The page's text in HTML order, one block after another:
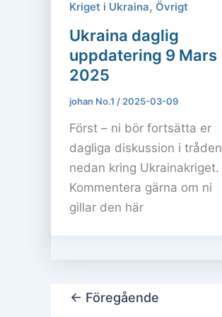
Kriget i Ukraina, Övrigt
Ukraina daglig
uppdatering 9 Mars
2025
johan No.1 / 2025-03-09
Först – ni bör fortsätta er
dagliga diskussion i tråden
nedan kring Ukrainakriget.
Kommentera gärna om ni
gillar den här
← Föregående